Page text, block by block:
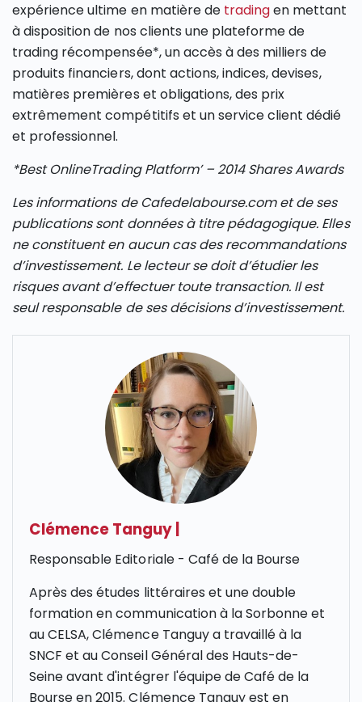
expérience ultime en matière de tradingen mettant
à disposition de nos clients une plateforme de
trading récompensée*, un accès à des milliers de
produits financiers, dont actions, indices, devises,
matières premières et obligations, des prix
extrêmement compétitifs et un service client dédié
et professionnel.
*Best OnlineTrading Platform’ – 2014 Shares Awards
Les informations de Cafedelabourse.com et de ses
publications sont données à titre pédagogique. Elles
ne constituent en aucun cas des recommandations
d’investissement. Le lecteur se doit d’étudier les
risques avant d’effectuer toute transaction. Il est
seul responsable de ses décisions d’investissement.
Clémence Tanguy
Responsable Editoriale - Café de la Bourse
Après des études littéraires et une double
formation en communication à la Sorbonne et
au CELSA, Clémence Tanguy a travaillé à la
SNCF et au Conseil Général des Hauts-de-
Seine avant d'intégrer l'équipe de Café de la
Bourse en 2015. Clémence Tanguy est en